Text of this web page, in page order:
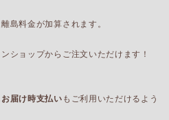
島料金が加算されます。
ショップからご注文いただけます！
届け時支払いもご利用いただけるよう